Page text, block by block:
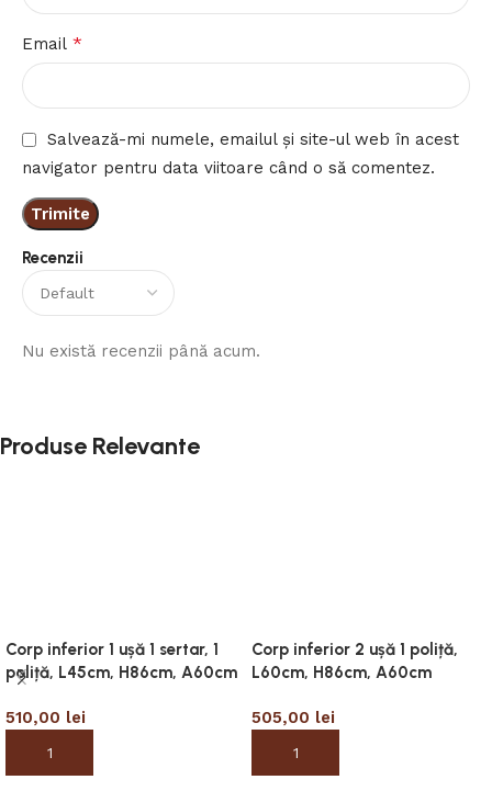
Recenzii
Nu există recenzii până acum.
Email *
Salvează-mi numele, emailul și site-ul web în acest
navigator pentru data viitoare când o să comentez.
Produse Relevante
Corp inferior 1 ușă 1 sertar, 1
poliță, L45cm, H86cm, A60cm
510,00 lei
Adaugă în coș
Corp inferior 2 ușă 1 poliță,
L60cm, H86cm, A60cm
505,00 lei
Adaugă în coș